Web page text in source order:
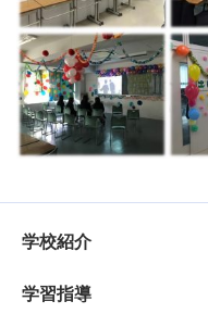
学校紹介
学習指導